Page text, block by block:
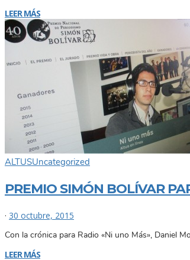
LEER MÁS
ALTUSUncategorized
PREMIO SIMÓN BOLÍVAR
· 30 octubre, 2015
Con la crónica para Radio «Ni uno Más», Daniel
LEER MÁS